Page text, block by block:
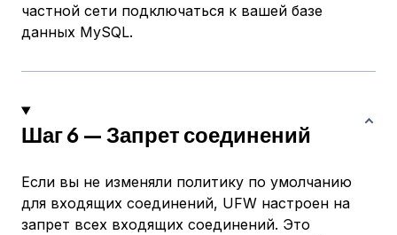
частной сети подключаться к вашей базе
данных MySQL.
Шаг 6 — Запрет соединений
Если вы не изменяли политику по умолчанию
для входящих соединений, UFW настроен на
запрет всех входящих соединений. Это